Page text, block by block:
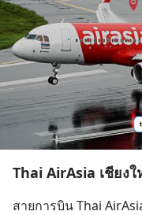
Thai AirAsia เชียง
สายการบิน Thai